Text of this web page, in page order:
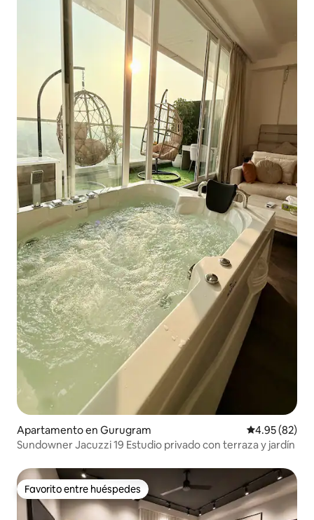
Apartamento en Gurugram Calificación
4.95 (82)
Sundowner Jacuzzi 19 Estudio privado con terraza y jardín
Favorito entre huéspedes
Favorito entre huéspedes